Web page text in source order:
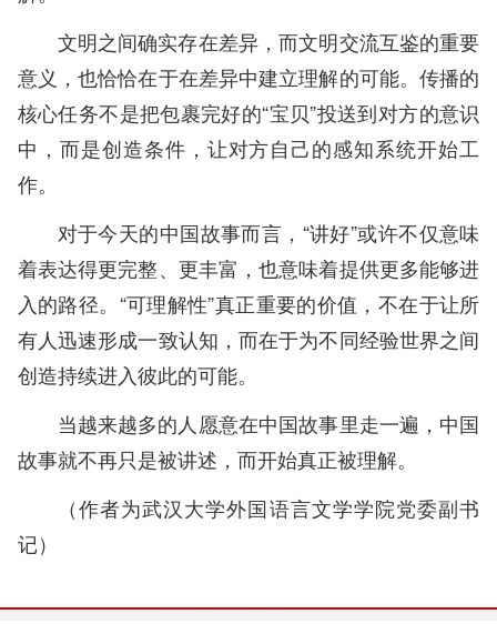
文明之间确实存在差异，而文明交流互鉴的重要
意义，也恰恰在于在差异中建立理解的可能。传播的
核心任务不是把包裹完好的“宝贝”投送到对方的意识
中，而是创造条件，让对方自己的感知系统开始工
作。
对于今天的中国故事而言，“讲好”或许不仅意味
着表达得更完整、更丰富，也意味着提供更多能够进
入的路径。“可理解性”真正重要的价值，不在于让所
有人迅速形成一致认知，而在于为不同经验世界之间
创造持续进入彼此的可能。
当越来越多的人愿意在中国故事里走一遍，中国
故事就不再只是被讲述，而开始真正被理解。
（作者为武汉大学外国语言文学学院党委副书
记）